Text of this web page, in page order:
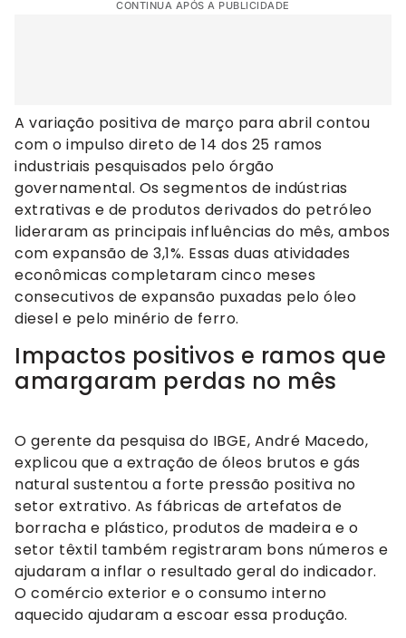
CONTINUA APÓS A PUBLICIDADE
A variação positiva de março para abril contou
com o impulso direto de 14 dos 25 ramos
industriais pesquisados pelo órgão
governamental. Os segmentos de indústrias
extrativas e de produtos derivados do petróleo
lideraram as principais influências do mês, ambos
com expansão de 3,1%. Essas duas atividades
econômicas completaram cinco meses
consecutivos de expansão puxadas pelo óleo
diesel e pelo minério de ferro.
Impactos positivos e ramos que
amargaram perdas no mês
O gerente da pesquisa do IBGE, André Macedo,
explicou que a extração de óleos brutos e gás
natural sustentou a forte pressão positiva no
setor extrativo. As fábricas de artefatos de
borracha e plástico, produtos de madeira e o
setor têxtil também registraram bons números e
ajudaram a inflar o resultado geral do indicador.
O comércio exterior e o consumo interno
aquecido ajudaram a escoar essa produção.